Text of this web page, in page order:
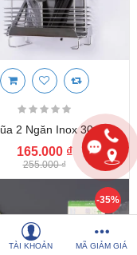
TÀI KHOẢN MÃ GIẢM GIÁ
Ống Đũa 2 Ngăn Inox 304 Lyncen Siêu Chịu Lực Dính Tường - Hàng Xuất Nhật
165.000 ₫
255.000 ₫
-35%